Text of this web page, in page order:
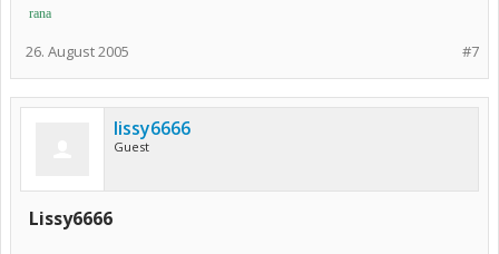
rana
#7
26. August 2005
lissy6666
Guest
Lissy6666